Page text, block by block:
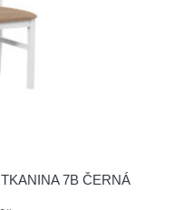
7B ČERNÁ